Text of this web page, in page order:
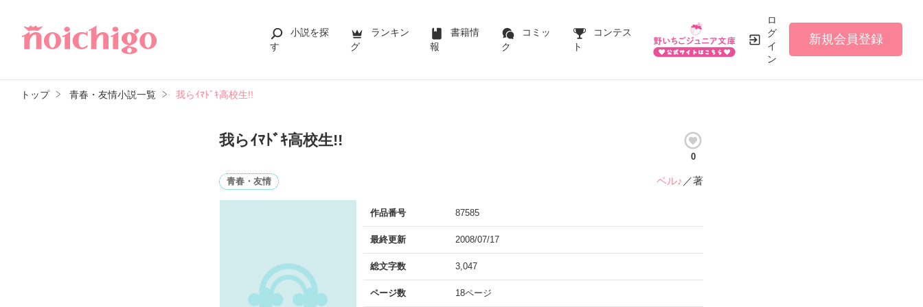
小説を探
す
ランキン
グ
書籍情
報
コミッ
ク
コンテス
ト
ロ
グ
イ
ン
新規会員登録
トップ 青春・友情小説一覧 我らｲﾏﾄﾞｷ高校生!!
我らｲﾏﾄﾞｷ高校生!!
0
青春・友情 ベル♪ ／著
作品番号 87585
最終更新 2008/07/17
総文字数 3,047
ページ数 18ページ